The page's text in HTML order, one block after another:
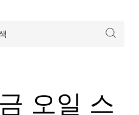
오일 스